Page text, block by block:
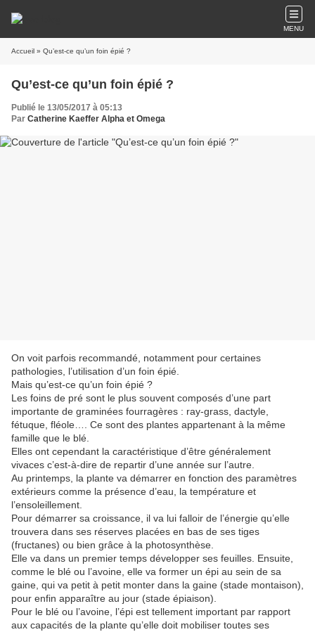
MENU
Accueil » Qu’est-ce qu’un foin épié ?
Qu’est-ce qu’un foin épié ?
Publié le 13/05/2017 à 05:13
Par Catherine Kaeffer Alpha et Omega
On voit parfois recommandé, notamment pour certaines
pathologies, l’utilisation d’un foin épié.
Mais qu’est-ce qu’un foin épié ?
Les foins de pré sont le plus souvent composés d’une part
importante de graminées fourragères : ray-grass, dactyle,
fétuque, fléole…. Ce sont des plantes appartenant à la même
famille que le blé.
Elles ont cependant la caractéristique d’être généralement
vivaces c’est-à-dire de repartir d’une année sur l’autre.
Au printemps, la plante va démarrer en fonction des paramètres
extérieurs comme la présence d’eau, la température et
l’ensoleillement.
Pour démarrer sa croissance, il va lui falloir de l’énergie qu’elle
trouvera dans ses réserves placées en bas de ses tiges
(fructanes) ou bien grâce à la photosynthèse.
Elle va dans un premier temps développer ses feuilles. Ensuite,
comme le blé ou l’avoine, elle va former un épi au sein de sa
gaine, qui va petit à petit monter dans la gaine (stade montaison),
pour enfin apparaître au jour (stade épiaison).
Pour le blé ou l’avoine, l’épi est tellement important par rapport
aux capacités de la plante qu’elle doit mobiliser toutes ses